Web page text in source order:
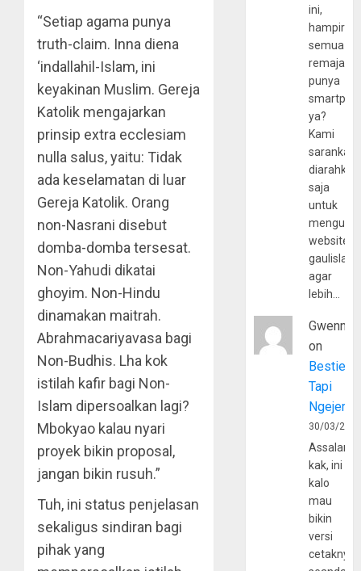
“Setiap agama punya
truth-claim. Inna diena
‘indallahil-Islam, ini
keyakinan Muslim. Gereja
Katolik mengajarkan
prinsip extra ecclesiam
nulla salus, yaitu: Tidak
ada keselamatan di luar
Gereja Katolik. Orang
non-Nasrani disebut
domba-domba tersesat.
Non-Yahudi dikatai
ghoyim. Non-Hindu
dinamakan maitrah.
Abrahmacariyavasa bagi
Non-Budhis. Lha kok
istilah kafir bagi Non-
Islam dipersoalkan lagi?
Mbokyao kalau nyari
proyek bikin proposal,
jangan bikin rusuh.”
Tuh, ini status penjelasan
sekaligus sindiran bagi
pihak yang
ini,
hampir
semua
remaja
punya
ya?
Kami
sarankan,
diarahkan
saja
untuk
website
agar
lebih…
Gwenny
on
Bestie
Tapi
30/03/
kak, ini
kalo
mau
bikin
versi
cetaknya